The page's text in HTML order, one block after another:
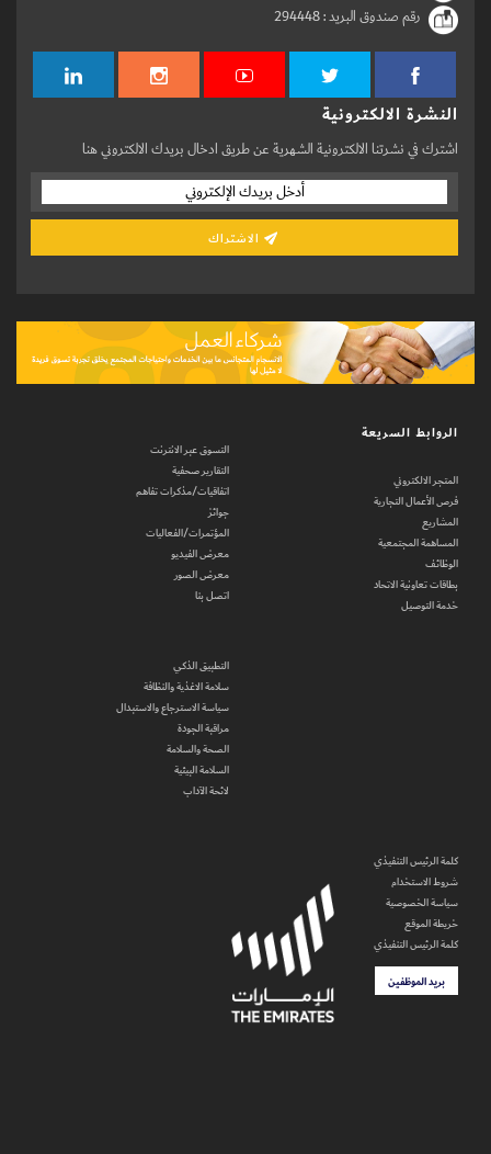
رقم صندوق البريد :294448
النشرة الالكترونية
اشترك في نشرتنا الالكترونية الشهرية عن طريق ادخال بريدك الالكتروني هنا
الروابط السريعة
المتجر الالكتروني
فرص الأعمال التجارية
المشاريع
المساهمة المجتمعية
الوظائف
بطاقات تعاونية الاتحاد
خدمة التوصيل
التسوق عبر الانترنت
التقارير صحفية
اتفاقيات/مذكرات تفاهم
جوائز
المؤتمرات/الفعاليات
معرض الفيديو
معرض الصور
اتصل بنا
التطبيق الذكي
سلامة الاغذية والنظافة
سياسة الاسترجاع والاستبدال
مراقبة الجودة
الصحة والسلامة
السلامة البيئية
لائحة الآداب
كلمة الرئيس التنفيذي
شروط الاستخدام
سياسة الخصوصية
خريطة الموقع
كلمة الرئيس التنفيذي
بريد الموظفين